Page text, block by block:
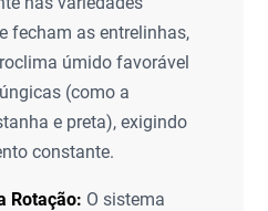
fecham as entrelinhas,
úmido favorável
(como a
e preta), exigindo
constante.
Rotação: O sistema